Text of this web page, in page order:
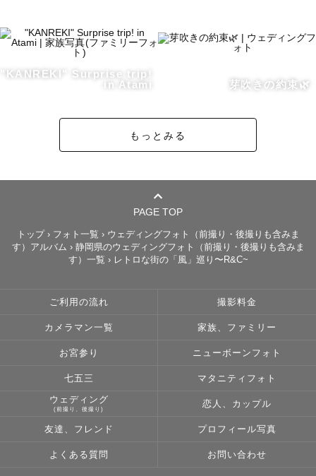
御依頼を頂いた後当方で変更いたします。どうぞご安心く
ださい。
撮影についての不安がある方は
数多のカメラマンの中から、
私のカメラマンページをご覧いただきありがとうございま
す！
ラブグラファー「やぶ」と申します。
🥇ラブグラフ上位20％カメラマン
⭐️ゲスト満足度　平均評価5.0☆☆☆☆☆(MAX)
🗓️年間撮影件数150件以上
🙇指名率90％以上
"KANREKI" Surprise trip!
in Atami
芽吹きの約束🌿
もっとみる
PAGE TOP
トップ› フォト一覧 › ウェディングフォト（前撮り・後撮りも含みま
す）アルバム › 静岡県のウェディングフォト（前撮り・後撮りも含みま
す）一覧 › レトロな街の「風」巡り〜R&C~
ご利用の流れ 撮影料金
カメラマン一覧 家族、ファミリー
お宮参り ニューボーンフォト
七五三 マタニティフォト
ウェディング
(前撮り、後撮り)
恋人、カップル
友達、フレンド プロフィール写真
よくある質問 お問い合わせ